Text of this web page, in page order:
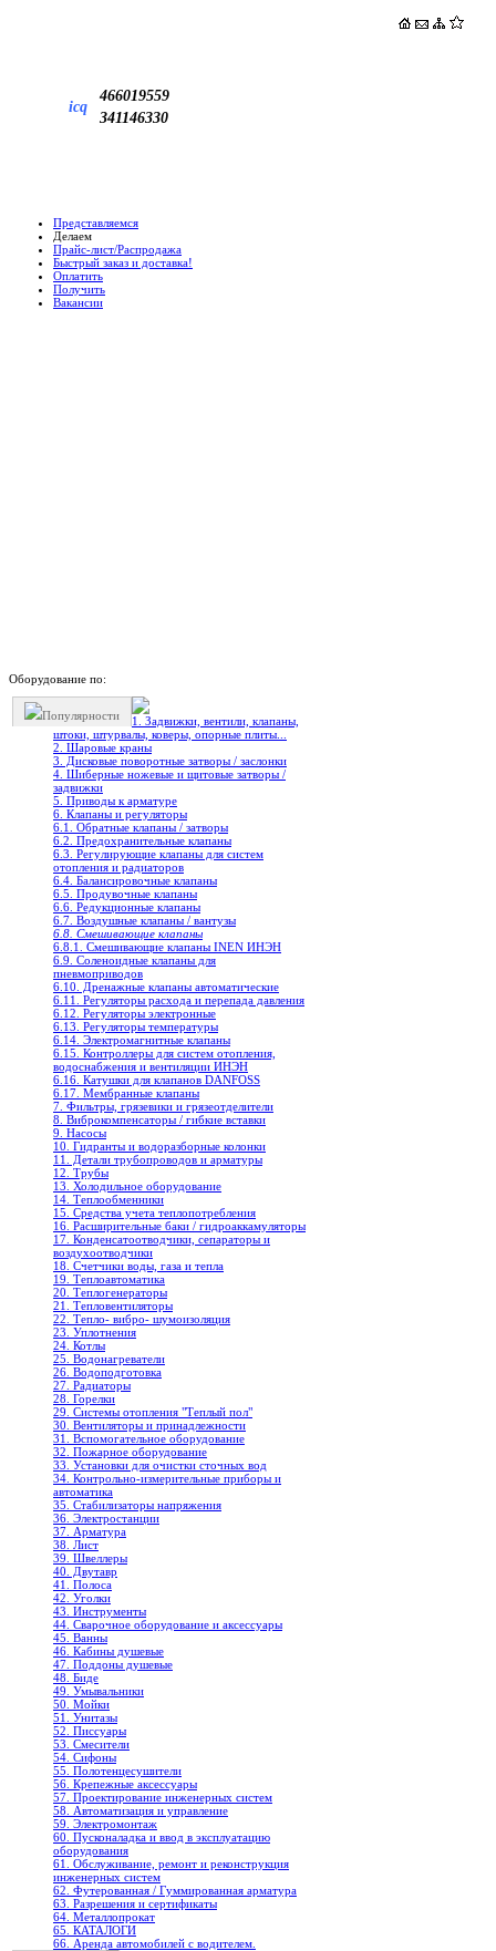
icq
466019559
341146330
Представляемся
Делаем
Прайс-лист/Распродажа
Быстрый заказ и доставка!
Оплатить
Получить
Вакансии
Оборудование по:
Популярности
1. Задвижки, вентили, клапаны,
штоки, штурвалы, коверы, опорные плиты...
2. Шаровые краны
3. Дисковые поворотные затворы / заслонки
4. Шиберные ножевые и щитовые затворы /
задвижки
5. Приводы к арматуре
6. Клапаны и регуляторы
6.1. Обратные клапаны / затворы
6.2. Предохранительные клапаны
6.3. Регулирующие клапаны для систем
отопления и радиаторов
6.4. Балансировочные клапаны
6.5. Продувочные клапаны
6.6. Редукционные клапаны
6.7. Воздушные клапаны / вантузы
6.8. Смешивающие клапаны
6.8.1. Cмешивающие клапаны INEN ИНЭН
6.9. Соленоидные клапаны для
пневмоприводов
6.10. Дренажные клапаны автоматические
6.11. Регуляторы расхода и перепада давления
6.12. Регуляторы электронные
6.13. Регуляторы температуры
6.14. Электромагнитные клапаны
6.15. Контроллеры для систем отопления,
водоснабжения и вентиляции ИНЭН
6.16. Катушки для клапанов DANFOSS
6.17. Мембранные клапаны
7. Фильтры, грязевики и грязеотделители
8. Виброкомпенсаторы / гибкие вставки
9. Насосы
10. Гидранты и водоразборные колонки
11. Детали трубопроводов и арматуры
12. Трубы
13. Холодильное oборудование
14. Теплообменники
15. Средства учета теплопотребления
16. Расширительные баки / гидроаккамуляторы
17. Конденсатоотводчики, сепараторы и
воздухоотводчики
18. Счетчики воды, газа и тепла
19. Теплоавтоматика
20. Теплогенераторы
21. Тепловентиляторы
22. Тепло- вибро- шумоизоляция
23. Уплотнения
24. Котлы
25. Водонагреватели
26. Водоподготовка
27. Радиаторы
28. Горелки
29. Системы отопления "Теплый пол"
30. Вентиляторы и принадлежности
31. Вспомогательное оборудование
32. Пожарное оборудование
33. Установки для очистки сточных вод
34. Контрольно-измерительные приборы и
автоматика
35. Стабилизаторы напряжения
36. Электростанции
37. Арматура
38. Лист
39. Швеллеры
40. Двутавр
41. Полоса
42. Уголки
43. Инструменты
44. Сварочное оборудование и аксессуары
45. Ванны
46. Кабины душевые
47. Поддоны душевые
48. Биде
49. Умывальники
50. Мойки
51. Унитазы
52. Писсуары
53. Смесители
54. Сифоны
55. Полотенцесушители
56. Крепежные аксессуары
57. Проектирование инженерных систем
58. Автоматизация и управление
59. Электромонтаж
60. Пусконаладка и ввод в эксплуатацию
оборудования
61. Обслуживание, ремонт и реконструкция
инженерных систем
62. Футерованная / Гуммированная арматура
63. Разрешения и сертификаты
64. Металлопрокат
65. КАТАЛОГИ
66. Аренда автомобилей с водителем.